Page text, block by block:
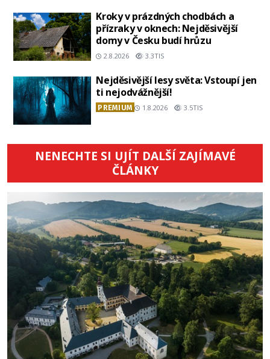
Kroky v prázdných chodbách a
přízraky v oknech: Nejděsivější
domy v Česku budí hrůzu
2.8.2026 3.3TIS
Nejděsivější lesy světa: Vstoupí jen
ti nejodvážnější!
PREMIUM 1.8.2026 3.5TIS
NENECHTE SI UJÍT DALŠÍ ZAJÍMAVÉ
ČLÁNKY